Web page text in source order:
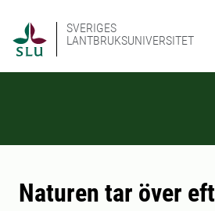
SVERIGES
LANTBRUKSUNIVERSITET
Naturen tar över